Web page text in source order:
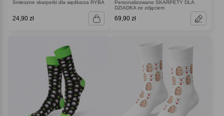
Śmieszne skarpetki dla wędkarza RYBA
24,90 zł
Personalizowane SKARPETY DLA
DZIADKA ze zdjęciem
69,90 zł